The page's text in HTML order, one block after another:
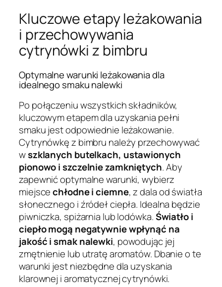
Kluczowe etapy leżakowania
i przechowywania
cytrynówki z bimbru
Optymalne warunki leżakowania dla
idealnego smaku nalewki
Po połączeniu wszystkich składników,
kluczowym etapem dla uzyskania pełni
smaku jest odpowiednie leżakowanie.
Cytrynówkę z bimbru należy przechowywać
wszklanych butelkach, ustawionych
pionowo i szczelnie zamkniętych. Aby
zapewnić optymalne warunki, wybierz
miejscechłodne i ciemne, z dala od światła
słonecznego i źródeł ciepła. Idealna będzie
piwniczka, spiżarnia lub lodówka.Światło i
ciepło mogą negatywnie wpłynąć na
jakość i smak nalewki, powodując jej
zmętnienie lub utratę aromatów. Dbanie o te
warunki jest niezbędne dla uzyskania
klarownej i aromatycznej cytrynówki.